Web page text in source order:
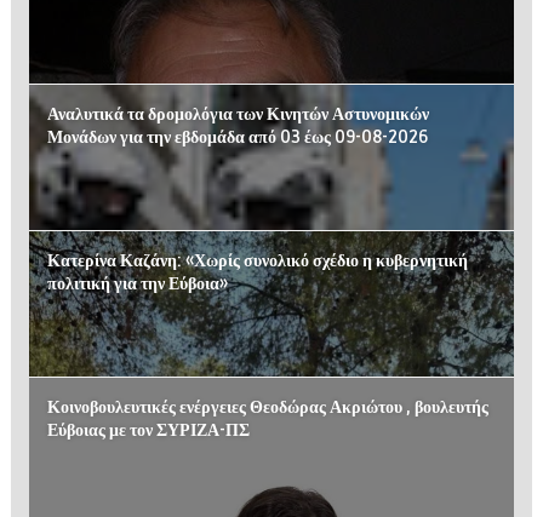
Αναλυτικά τα δρομολόγια των Κινητών Αστυνομικών
Μονάδων για την εβδομάδα από 03 έως 09-08-2026
Κατερίνα Καζάνη: «Χωρίς συνολικό σχέδιο η κυβερνητική
πολιτική για την Εύβοια»
Κοινοβουλευτικές ενέργειες Θεοδώρας Ακριώτου , βουλευτής
Εύβοιας με τον ΣΥΡΙΖΑ-ΠΣ